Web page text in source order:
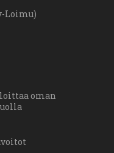
Loimu)
oman